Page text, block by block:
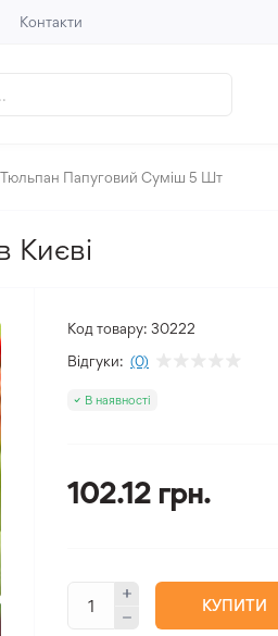
Контакти
Тюльпан Папуговий Суміш 5 Шт
Києві
Код товару: 30222
Відгуки: (0)
В наявності
102.12 грн.
КУПИТИ